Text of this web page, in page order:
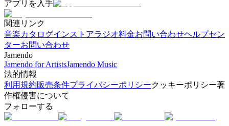
アプリを入手
関連リンク
音楽カタログインストアラジオ料金お問い合わせヘルプセン
ターお問い合わせ
Jamendo
Jamendo for ArtistsJamendo Music
法的情報
利用規約販売条件プライバシーポリシークッキーポリシー著
作権侵害について
フォローする